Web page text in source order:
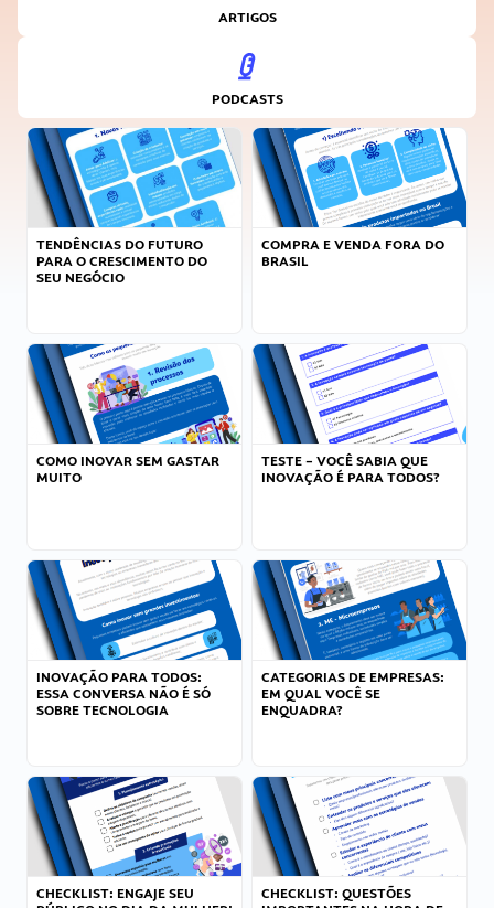
ARTIGOS
PODCASTS
TENDÊNCIAS DO FUTURO
PARA O CRESCIMENTO DO
SEU NEGÓCIO
COMPRA E VENDA FORA DO
BRASIL
COMO INOVAR SEM GASTAR
MUITO
TESTE – VOCÊ SABIA QUE
INOVAÇÃO É PARA TODOS?
INOVAÇÃO PARA TODOS:
ESSA CONVERSA NÃO É SÓ
SOBRE TECNOLOGIA
CATEGORIAS DE EMPRESAS:
EM QUAL VOCÊ SE
ENQUADRA?
CHECKLIST: ENGAJE SEU
CHECKLIST: QUESTÕES